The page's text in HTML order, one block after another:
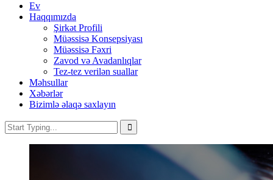
Ev
Haqqımızda
Şirkət Profili
Müəssisə Konsepsiyası
Müəssisə Fəxri
Zavod və Avadanlıqlar
Tez-tez verilən suallar
Məhsullar
Xəbərlər
Bizimlə əlaqə saxlayın